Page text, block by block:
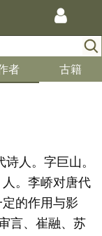
者 古籍
人。字巨山。
。李峤对唐代
的作用与影
言、崔融、苏